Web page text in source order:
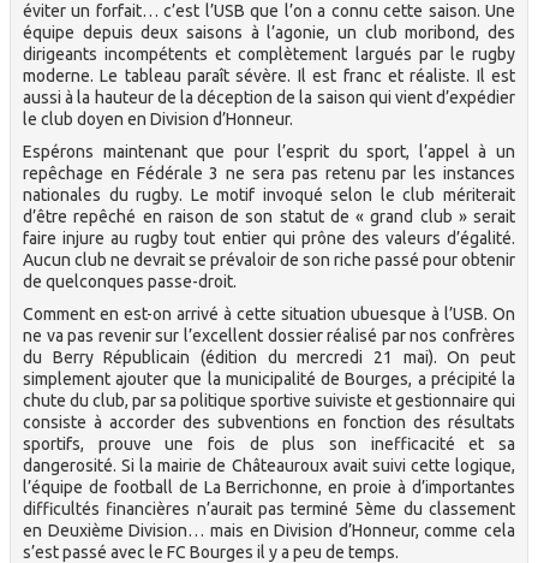
éviter un forfait… c’est l’USB que l’on a connu cette saison. Une
équipe depuis deux saisons à l’agonie, un club moribond, des
dirigeants incompétents et complètement largués par le rugby
moderne. Le tableau paraît sévère. Il est franc et réaliste. Il est
aussi à la hauteur de la déception de la saison qui vient d’expédier
le club doyen en Division d’Honneur.
Espérons maintenant que pour l’esprit du sport, l’appel à un
repêchage en Fédérale 3 ne sera pas retenu par les instances
nationales du rugby. Le motif invoqué selon le club mériterait
d’être repêché en raison de son statut de « grand club » serait
faire injure au rugby tout entier qui prône des valeurs d’égalité.
Aucun club ne devrait se prévaloir de son riche passé pour obtenir
de quelconques passe-droit.
Comment en est-on arrivé à cette situation ubuesque à l’USB. On
ne va pas revenir sur l’excellent dossier réalisé par nos confrères
du Berry Républicain (édition du mercredi 21 mai). On peut
simplement ajouter que la municipalité de Bourges, a précipité la
chute du club, par sa politique sportive suiviste et gestionnaire qui
consiste à accorder des subventions en fonction des résultats
sportifs, prouve une fois de plus son inefficacité et sa
dangerosité. Si la mairie de Châteauroux avait suivi cette logique,
l’équipe de football de La Berrichonne, en proie à d’importantes
difficultés financières n’aurait pas terminé 5ème du classement
en Deuxième Division… mais en Division d’Honneur, comme cela
s’est passé avec le FC Bourges il y a peu de temps.